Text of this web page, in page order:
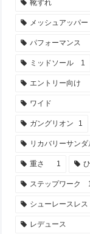
靴ずれ
メッシュアッパー
パフォーマンス
ミッドソール 1
エントリー向け
ワイド
ガングリオン 1
リカバリーサンダ
重さ 1
ステップワーク
シューレースレス
レデュース